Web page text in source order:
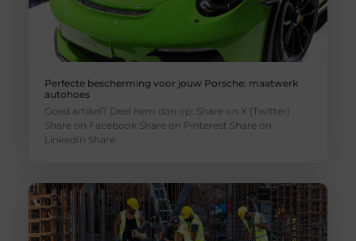
Perfecte bescherming voor jouw Porsche: maatwerk
autohoes
Goed artikel? Deel hem dan op: Share on X (Twitter)
Share on Facebook Share on Pinterest Share on
LinkedIn Share